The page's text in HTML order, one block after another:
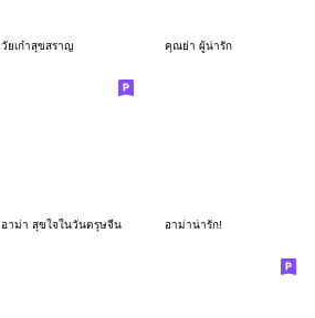
วัยเก๋าสุขสราญ คุณย่า ผู้น่ารัก
อาม่า สุขใจในวันตรุษจีน อาม่าน่ารัก!